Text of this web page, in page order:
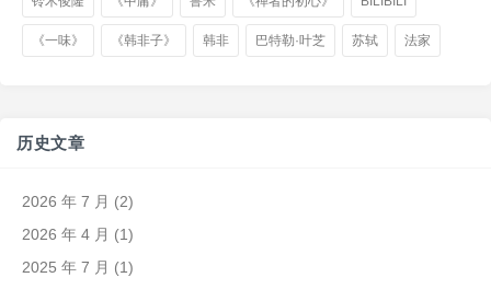
《一味》 《韩非子》 韩非 巴特勒·叶芝 苏轼 法家
历史文章
2026 年 7 月 (2)
2026 年 4 月 (1)
2025 年 7 月 (1)